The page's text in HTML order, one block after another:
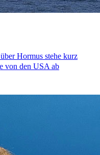
Hormus stehe kurz
von den USA ab